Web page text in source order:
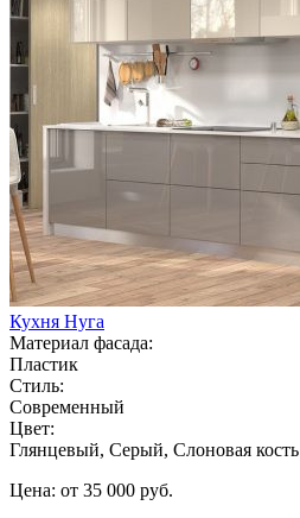
Кухня Нуга
Материал фасада:
Пластик
Стиль:
Современный
Цвет:
Глянцевый, Серый, Слоновая кость
Цена: от 35 000 руб.